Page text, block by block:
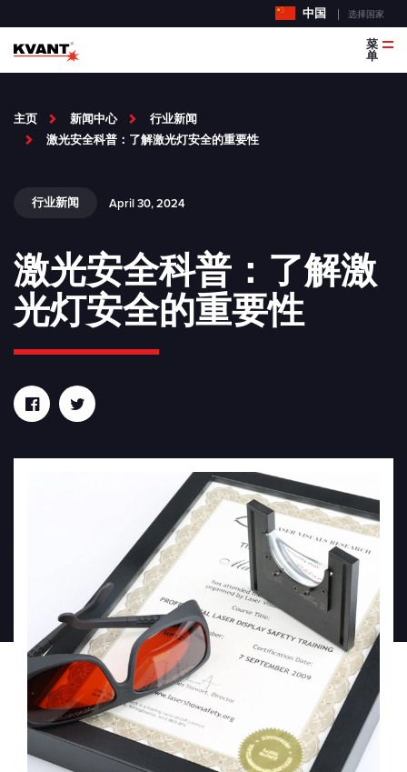
中国 选择国家
菜
单
主页 新闻中心
行业新闻
激光安全科普：了解激光灯安全的重要性
行业新闻 April 30, 2024
激光安全科普：了解激
光灯安全的重要性